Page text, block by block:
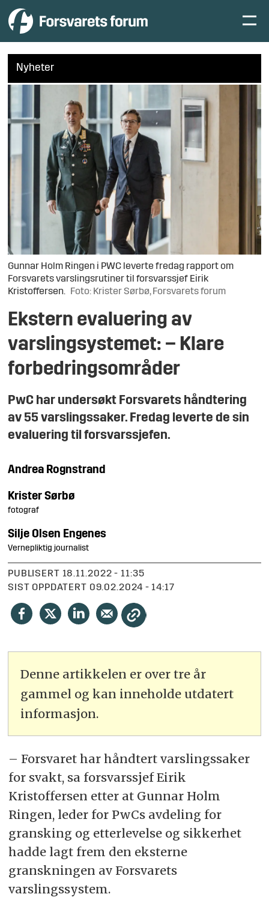
Nyheter
Gunnar Holm Ringen i PWC leverte fredag rapport om
Forsvarets varslingsrutiner til forsvarssjef Eirik
Kristoffersen.
Foto: Krister Sørbø, Forsvarets forum
Ekstern evaluering av
varslingsystemet: – Klare
forbedringsområder
PwC har undersøkt Forsvarets håndtering
av 55 varslingssaker. Fredag leverte de sin
evaluering til forsvarssjefen.
Andrea Rognstrand
Krister Sørbø
fotograf
Silje Olsen Engenes
Vernepliktig journalist
PUBLISERT
18.11.2022 - 11:35
SIST OPPDATERT
09.02.2024 - 14:17
Denne artikkelen er over tre år
gammel og kan inneholde utdatert
informasjon.
– Forsvaret har håndtert varslingssaker
for svakt, sa forsvarssjef Eirik
Kristoffersen etter at Gunnar Holm
Ringen, leder for PwCs avdeling for
gransking og etterlevelse og sikkerhet
hadde lagt frem den eksterne
granskningen av Forsvarets
varslingssystem.